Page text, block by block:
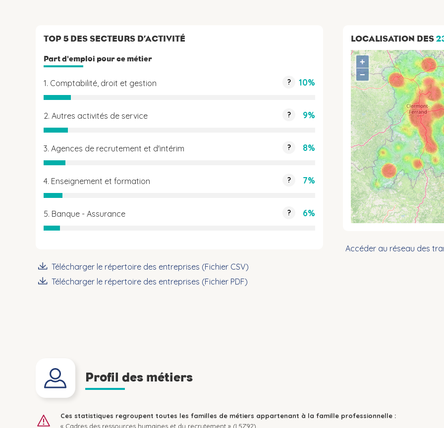
TOP 5 DES SECTEURS D’ACTIVITÉ
Part d'emploi pour ce métier
1. Comptabilité, droit et gestion ? 10%
2. Autres activités de service ? 9%
3. Agences de recrutement et d'intérim ? 8%
4. Enseignement et formation ? 7%
5. Banque - Assurance ? 6%
Télécharger le répertoire des entreprises (Fichier CSV)
Télécharger le répertoire des entreprises (Fichier PDF)
LOCALISATION DES
+
−
Accéder au réseau des
Profil des métiers
Ces statistiques regroupent toutes les familles de métiers appartenant à la famille professionnelle :
« Cadres des ressources humaines et du recrutement » (L5Z92).